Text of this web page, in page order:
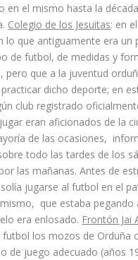
en el mismo hasta la
Colegio de los Jesuitas: en
lo que antiguamente era un
de futbol, de medidas y
pero que a la juventud
dicho deporte; en
club registrado
eran aficionados de la
de las ocasiones,
todo las tardes de los
las mañanas. Antes de
jugarse al futbol en el
mismo, que estaba pegando
era enlosado. Frontón Jai
los mozos de Orduña
de juego adecuado (años